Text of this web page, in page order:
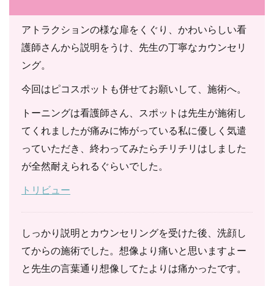
アトラクションの様な扉をくぐり、かわいらしい看
護師さんから説明をうけ、先生の丁寧なカウンセリ
ング。
今回はピコスポットも併せてお願いして、施術へ。
トーニングは看護師さん、スポットは先生が施術し
てくれましたが痛みに怖がっている私に優しく気遣
っていただき、終わってみたらチリチリはしました
が全然耐えられるぐらいでした。
トリビュー
しっかり説明とカウンセリングを受けた後、洗顔し
てからの施術でした。想像より痛いと思いますよー
と先生の言葉通り想像してたよりは痛かったです。